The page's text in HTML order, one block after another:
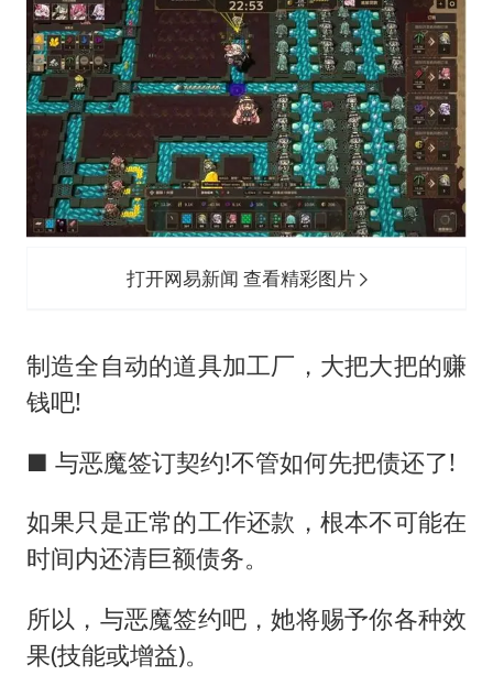
打开网易新闻 查看精彩图片
制造全自动的道具加工厂，大把大把的赚
钱吧!
■ 与恶魔签订契约!不管如何先把债还了!
如果只是正常的工作还款，根本不可能在
时间内还清巨额债务。
所以，与恶魔签约吧，她将赐予你各种效
果(技能或增益)。